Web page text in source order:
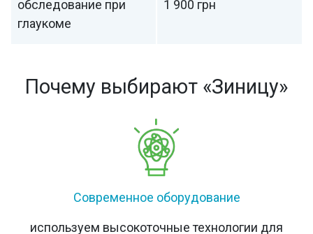
обследование при
глаукоме
1 900 грн
Почему выбирают «Зиницу»
Современное оборудование
используем высокоточные технологии для